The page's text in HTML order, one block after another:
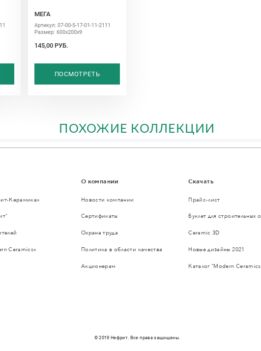
МЕГА
Артикул: 07-00-5-17-01-11-2111
Размер: 600х200х9
145,00 РУБ.
ПОСМОТРЕТЬ
ПОХОЖИЕ КОЛЛЕКЦИИ
Керамика»
Ceramics»
О компании
Новости компании
Сертификаты
Охрана труда
Политика в области качества
Акционерам
Скачать
Прайс-лист
Буклет для строительных
Ceramic 3D
Новые дизайны 2021
Каталог "Modern
© 2019 Нефрит. Все права защищены.